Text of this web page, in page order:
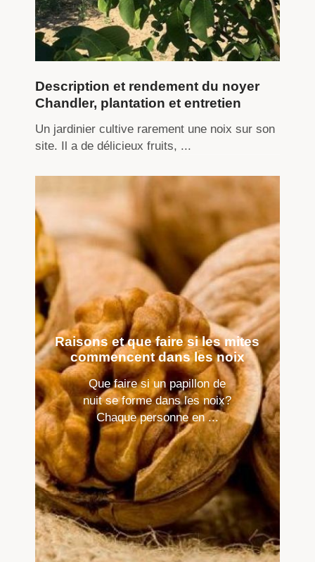
Description et rendement du noyer
Chandler, plantation et entretien
Un jardinier cultive rarement une noix sur son
site. Il a de délicieux fruits, ...
Raisons et que faire si les mites
commencent dans les noix
Que faire si un papillon de
nuit se forme dans les noix?
Chaque personne en ...